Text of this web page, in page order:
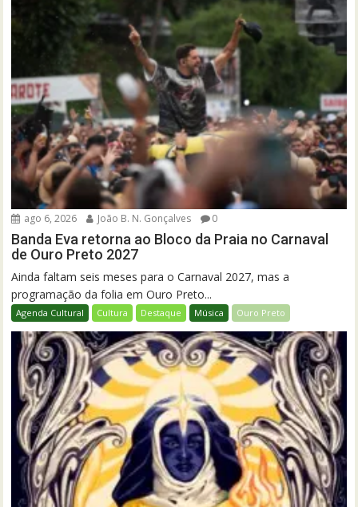
ago 6, 2026 João B. N. Gonçalves 0
Banda Eva retorna ao Bloco da Praia no Carnaval
de Ouro Preto 2027
Ainda faltam seis meses para o Carnaval 2027, mas a
programação da folia em Ouro Preto...
Agenda Cultural Cultura Destaque Música Ouro Preto